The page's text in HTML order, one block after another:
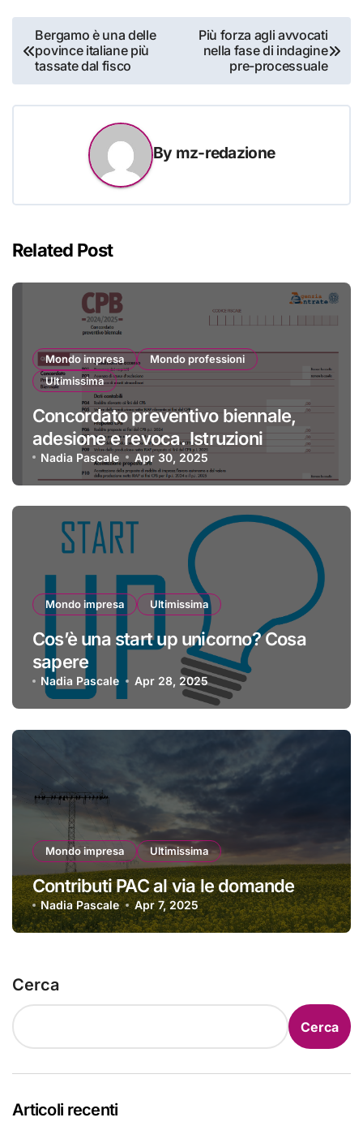
Navigazione
articoli
Bergamo è una delle
povince italiane più
tassate dal fisco
Più forza agli avvocati
nella fase di indagine
pre-processuale
By mz-redazione
Related Post
Mondo impresa
Mondo professioni
Ultimissima
Concordato preventivo biennale,
adesione e revoca. Istruzioni
Nadia Pascale Apr 30, 2025
Mondo impresa Ultimissima
Cos’è una start up unicorno? Cosa
sapere
Nadia Pascale Apr 28, 2025
Mondo impresa Ultimissima
Contributi PAC al via le domande
Nadia Pascale Apr 7, 2025
Cerca
Cerca
Articoli recenti